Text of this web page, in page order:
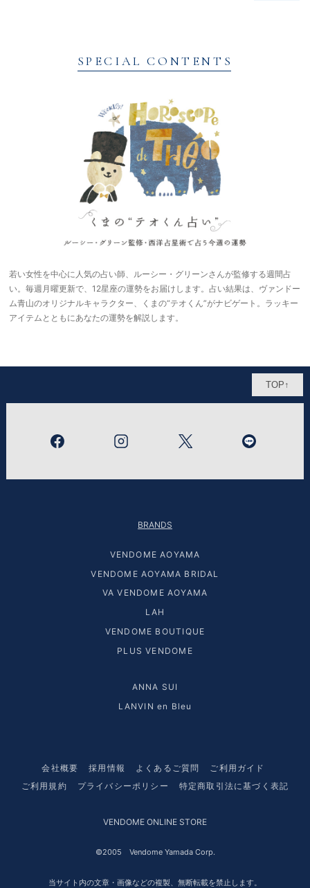
SPECIAL CONTENTS
若い女性を中心に人気の占い師、ルーシー・グリーンさんが監修する週間占
い。毎週月曜更新で、12星座の運勢をお届けします。占い結果は、ヴァンドー
ム青山のオリジナルキャラクター、くまの“テオくん”がナビゲート。ラッキー
アイテムとともにあなたの運勢を解説します。
TOP↑
BRANDS
VENDOME AOYAMA
VENDOME AOYAMA BRIDAL
VA VENDOME AOYAMA
LAH
VENDOME BOUTIQUE
PLUS VENDOME
ANNA SUI
LANVIN en Bleu
会社概要 採用情報 よくあるご質問
ご利用ガイド
ご利用規約
プライバシーポリシー 特定商取引法に基づく表記
VENDOME ONLINE STORE
©2005 Vendome Yamada Corp.
当サイト内の文章・画像などの複製、無断転載を禁止します。